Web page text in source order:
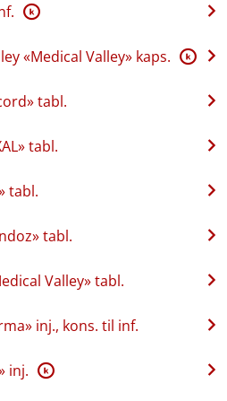
K
«Medical Valley» kaps. K
tabl.
tabl.
tabl.
tabl.
Valley» tabl.
inj., kons. til inf.
inj. K